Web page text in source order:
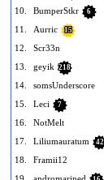
10.
BumperStkr 6
11.
Aurric 15
12.
Scr33n
13.
geyik 218
14.
somsUnderscore
15.
Leci 7
16.
NotMelt
17.
Liliumauratum 42
18.
Framii12